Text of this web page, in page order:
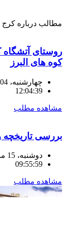
مطالب درباره کرج
روستای آتشگاه
کوه های البرز
چهارشنبه، 04 مهر 1403
12:04:39
مشاهده مطلب
بررسی تاریخچه
دوشنبه، 15 مرداد 1403
09:55:59
مشاهده مطلب